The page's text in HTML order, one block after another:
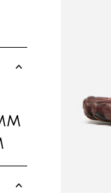
Suola
Suola